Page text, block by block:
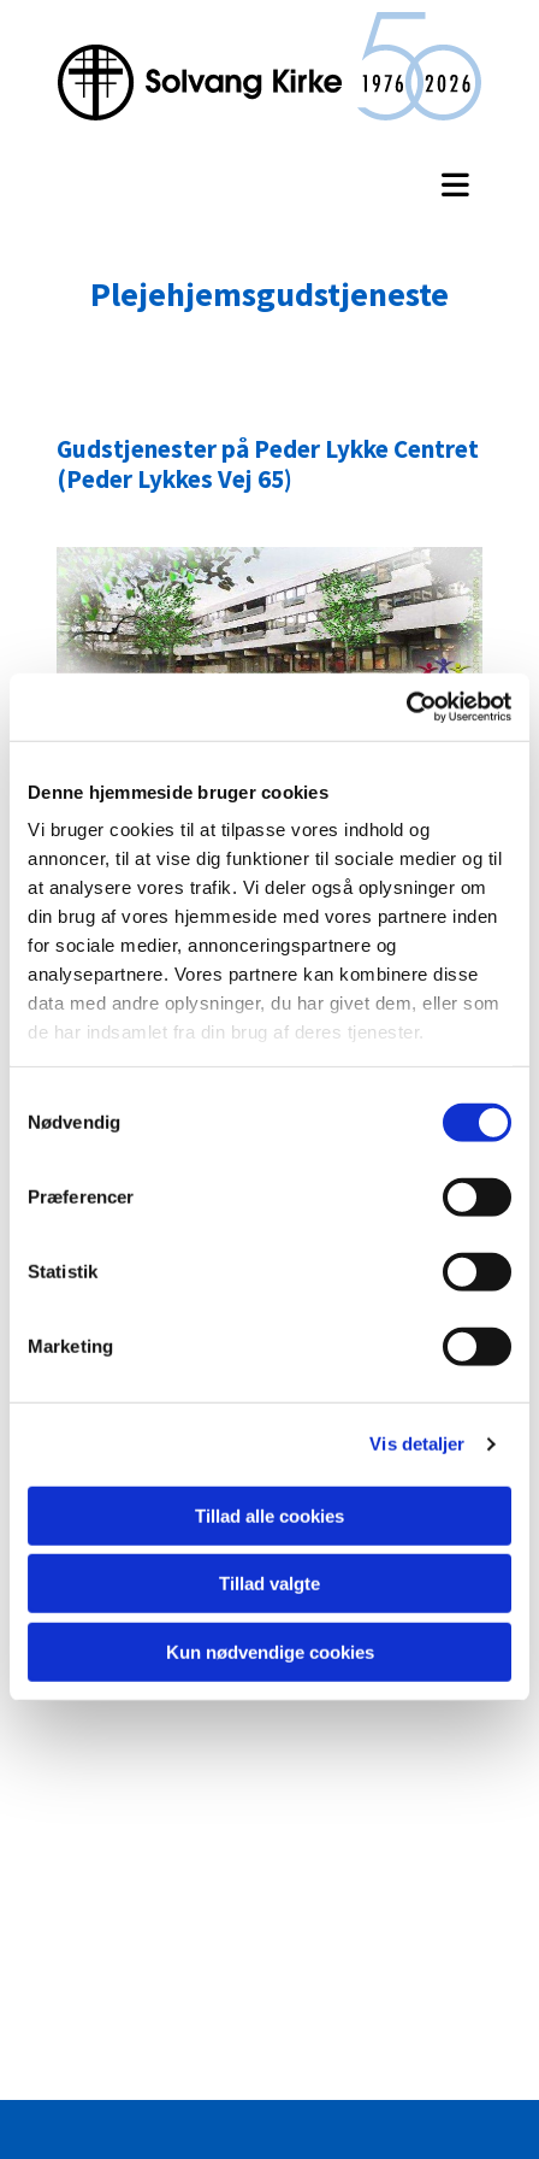
Denne hjemmeside bruger cookies
Vi bruger cookies til at tilpasse vores indhold og
annoncer, til at vise dig funktioner til sociale medier og til
at analysere vores trafik. Vi deler også oplysninger om
din brug af vores hjemmeside med vores partnere inden
for sociale medier, annonceringspartnere og
analysepartnere. Vores partnere kan kombinere disse
data med andre oplysninger, du har givet dem, eller som
de har indsamlet fra din brug af deres tjenester.
Nødvendig
Præferencer
Statistik
Marketing
Vis detaljer
Tillad alle cookies
Tillad valgte
Kun nødvendige cookies
Plejehjemsgudstjeneste
Gudstjenester på Peder Lykke Centret
(Peder Lykkes Vej 65)
plejehjemmets stueetage.
Den 1. og 3. tirsdag i hver måned kl. 13.30
Efter gudstjenesten er der kaffe/te og ofte sang,
oplæsning eller andet underholdende indslag.
Gudstjenesterne er offentlige.
Se mere om centretHER
Plejehjemsgudstjeneste